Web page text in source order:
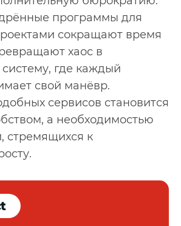
программы для
сокращают время
хаос в
где каждый
свой манёвр.
сервисов становится
а необходимостью
стремящихся к